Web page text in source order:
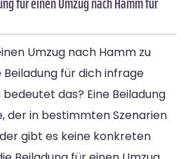
Umzug nach Hamm zu
für dich infrage
das? Eine Beiladung
der in bestimmten Szenarien
gibt es keine konkreten